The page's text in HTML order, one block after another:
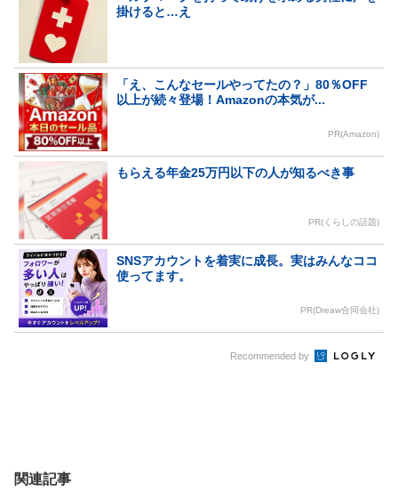
掛けると…え
「え、こんなセールやってたの？」80％OFF
以上が続々登場！Amazonの本気が...
PR(Amazon)
もらえる年金25万円以下の人が知るべき事
PR(くらしの話題)
SNSアカウントを着実に成長。実はみんなココ
使ってます。
PR(Dreaw合同会社)
Recommended by
関連記事